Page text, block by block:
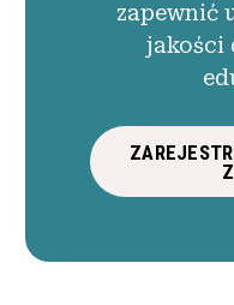
zapewnić
jakości